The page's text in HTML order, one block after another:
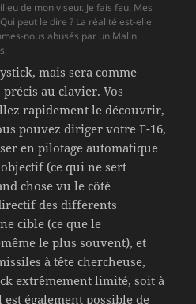
de mon viseur. Je fais feu. Mes
peut le dire ? La réalité est-elle
nous abusés par un Malin
mais sera comme
au clavier. Vos
rapidement le découvrir,
pouvez diriger votre F-16,
en pilotage automatique
(ce qui ne sert
chose vu le côté
des différents
cible (ce que le
le plus souvent), et
à tête chercheuse,
extrêmement limité, soit à
également possible de